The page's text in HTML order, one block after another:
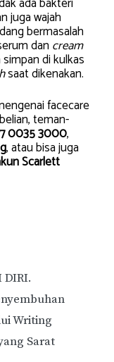
juga wajah
bermasalah
dan cream
di kulkas
saat dikenakan.
facecare
teman-
0035 3000,
, atau bisa juga
Scarlett
DIRI.
Writing
Sarat